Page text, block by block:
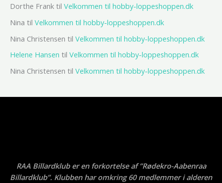
Dorthe Frank til Velkommen til hobby-loppeshoppen.dk
Nina til Velkommen til hobby-loppeshoppen.dk
Nina Christensen til Velkommen til hobby-loppeshoppen.dk
Helene Hansen til Velkommen til hobby-loppeshoppen.dk
Nina Christensen til Velkommen til hobby-loppeshoppen.dk
RAA Billardklub er en forkortelse af ”Rødekro-Aabenraa
Billardklub”. Klubben har omkring 60 medlemmer i alderen